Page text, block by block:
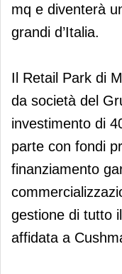
mq e diventerà
grandi d’Italia.
Il Retail Park di
da società del
investimento di
parte con fondi
finanziamento
gestione di tutto
affidata a